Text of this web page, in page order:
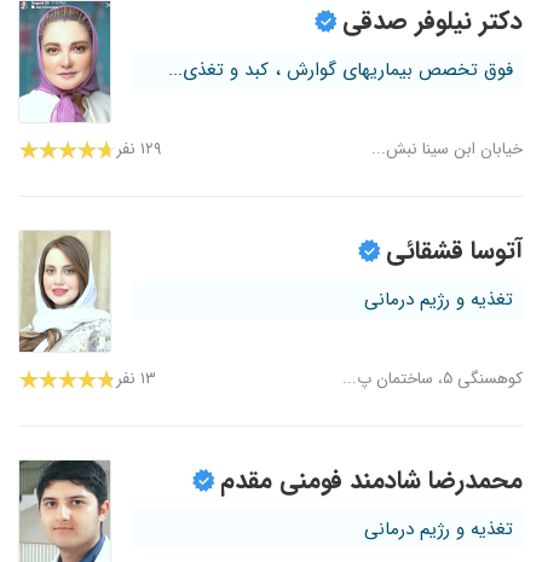
دکتر نیلوفر صدقی
فوق تخصص بیماریهای گوارش ، کبد و تغذی...
خیابان ابن سینا نبش... ۱۲۹ نفر
آتوسا قشقائی
تغذیه و رژیم درمانی
کوهسنگی ۵، ساختمان پ... ۱۳ نفر
محمدرضا شادمند فومنی مقدم
تغذیه و رژیم درمانی